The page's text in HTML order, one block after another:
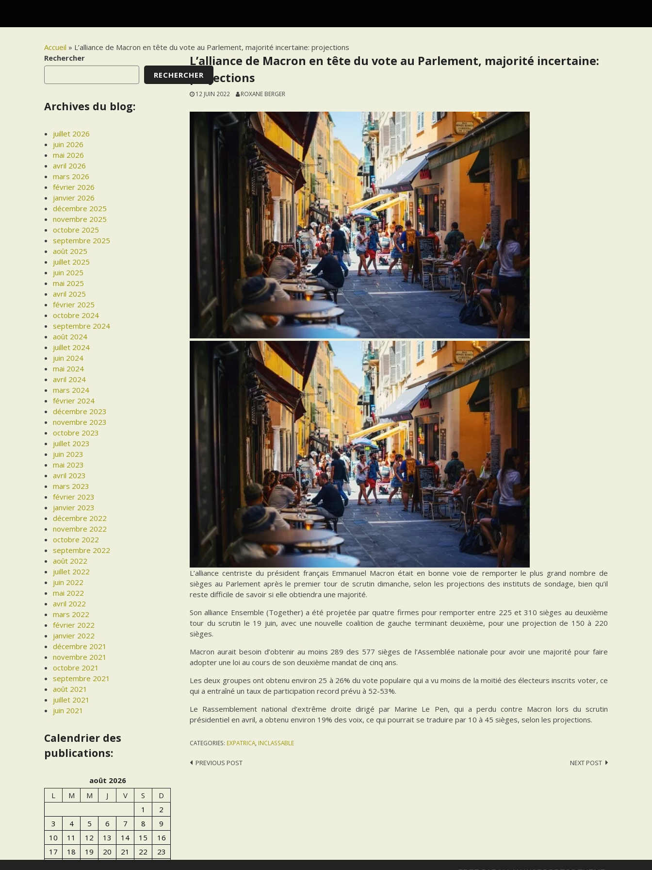
Accueil » L’alliance de Macron en tête du vote au Parlement, majorité incertaine: projections
L’alliance de Macron en tête du vote au Parlement, majorité incertaine:
projections
12 JUIN 2022 ROXANE BERGER
L’alliance centriste du président français Emmanuel Macron était en bonne voie de remporter le plus grand nombre de
sièges au Parlement après le premier tour de scrutin dimanche, selon les projections des instituts de sondage, bien qu’il
reste difficile de savoir si elle obtiendra une majorité.
Son alliance Ensemble (Together) a été projetée par quatre firmes pour remporter entre 225 et 310 sièges au deuxième
tour du scrutin le 19 juin, avec une nouvelle coalition de gauche terminant deuxième, pour une projection de 150 à 220
sièges.
Macron aurait besoin d’obtenir au moins 289 des 577 sièges de l’Assemblée nationale pour avoir une majorité pour faire
adopter une loi au cours de son deuxième mandat de cinq ans.
Les deux groupes ont obtenu environ 25 à 26% du vote populaire qui a vu moins de la moitié des électeurs inscrits voter, ce
qui a entraîné un taux de participation record prévu à 52-53%.
Le Rassemblement national d’extrême droite dirigé par Marine Le Pen, qui a perdu contre Macron lors du scrutin
présidentiel en avril, a obtenu environ 19% des voix, ce qui pourrait se traduire par 10 à 45 sièges, selon les projections.
CATEGORIES: EXPATRICA INCLASSABLE
Post
PREVIOUS POST NEXT POST
Rechercher
RECHERCHER
Archives du blog:
juillet 2026
juin 2026
mai 2026
avril 2026
mars 2026
février 2026
janvier 2026
décembre 2025
novembre 2025
octobre 2025
septembre 2025
août 2025
juillet 2025
juin 2025
mai 2025
avril 2025
février 2025
octobre 2024
septembre 2024
août 2024
juillet 2024
juin 2024
mai 2024
avril 2024
mars 2024
février 2024
décembre 2023
novembre 2023
octobre 2023
juillet 2023
juin 2023
mai 2023
avril 2023
mars 2023
février 2023
janvier 2023
décembre 2022
novembre 2022
octobre 2022
septembre 2022
août 2022
juillet 2022
juin 2022
mai 2022
avril 2022
mars 2022
février 2022
janvier 2022
décembre 2021
novembre 2021
octobre 2021
septembre 2021
août 2021
juillet 2021
juin 2021
Calendrier des
publications:
août 2026
L
M M J V S
D
1
2
3
4 5 6 7 8
9
10
11 12 13 14 15
16
17
18 19 20 21 22
23